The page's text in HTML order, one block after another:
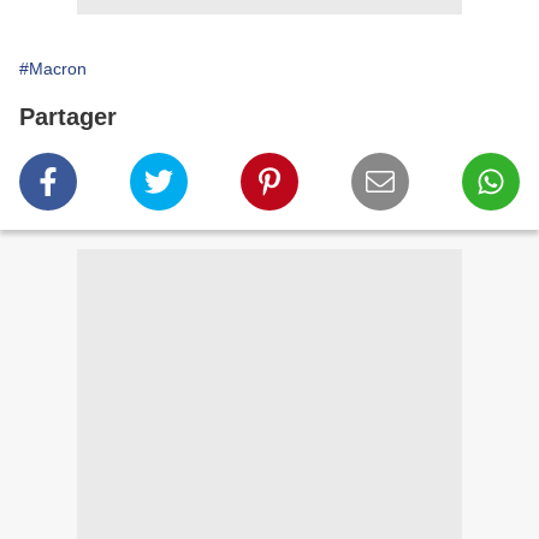
#Macron
Partager